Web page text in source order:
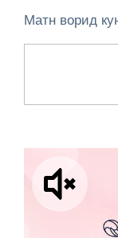
Матн ворид